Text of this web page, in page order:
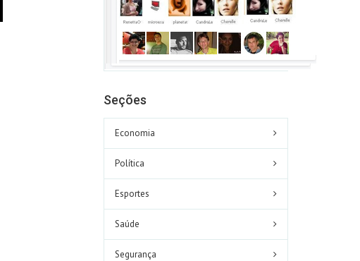
Seções
Economia
Política
Esportes
Saúde
Segurança